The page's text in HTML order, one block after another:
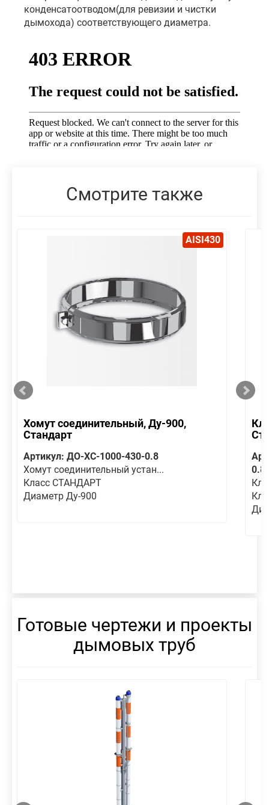
конденсатоотводом(для ревизии и чистки
дымохода) соответствующего диаметра.
Смотрите также
AISI430
Хомут соединительный, Ду-900,
Стандарт
Артикул: ДО-ХС-1000-430-0.8
Хомут соединительный устан...
Класс СТАНДАРТ
Диаметр Ду-900
Готовые чертежи и проекты
дымовых труб